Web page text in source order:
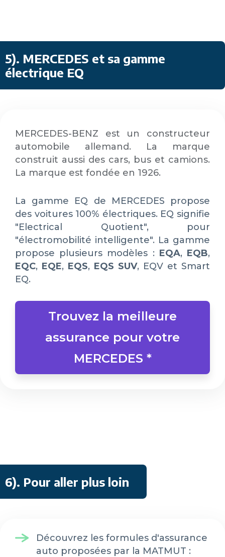
5). MERCEDES et sa gamme
électrique EQ
MERCEDES-BENZ est un constructeur
automobile allemand. La marque
construit aussi des cars, bus et camions.
La marque est fondée en 1926.
La gamme EQ de MERCEDES propose
des voitures 100% électriques. EQ signifie
"Electrical Quotient", pour
"électromobilité intelligente". La gamme
propose plusieurs modèles : EQA, EQB,
EQC, EQE, EQS, EQS SUV, EQV et Smart
EQ.
Trouvez la meilleure
assurance pour votre
MERCEDES *
6). Pour aller plus loin
Découvrez les formules d'assurance
auto proposées par la MATMUT :